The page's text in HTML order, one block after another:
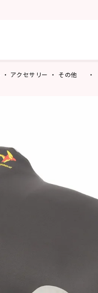
アクセサリー その他